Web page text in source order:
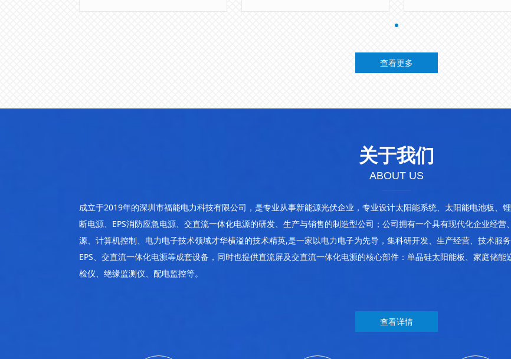
查看更多
关于我们
ABOUT US
成立于2019年的深圳市福能电力科技有限公司，是专业从事新能源光伏企业，专业设计太阳能系统、太阳能电池板、
断电源、EPS消防应急电源、交直流一体化电源的研发、生产与销售的制造型公司；公司拥有一个具有现代化企业经
源、计算机控制、电力电子技术领域才华横溢的技术精英,是一家以电力电子为先导，集科研开发、生产经营、技术服
EPS、交直流一体化电源等成套设备，同时也提供直流屏及交直流一体化电源的核心部件：单晶硅太阳能板、家庭储
检仪、绝缘监测仪、配电监控等。
查看详情